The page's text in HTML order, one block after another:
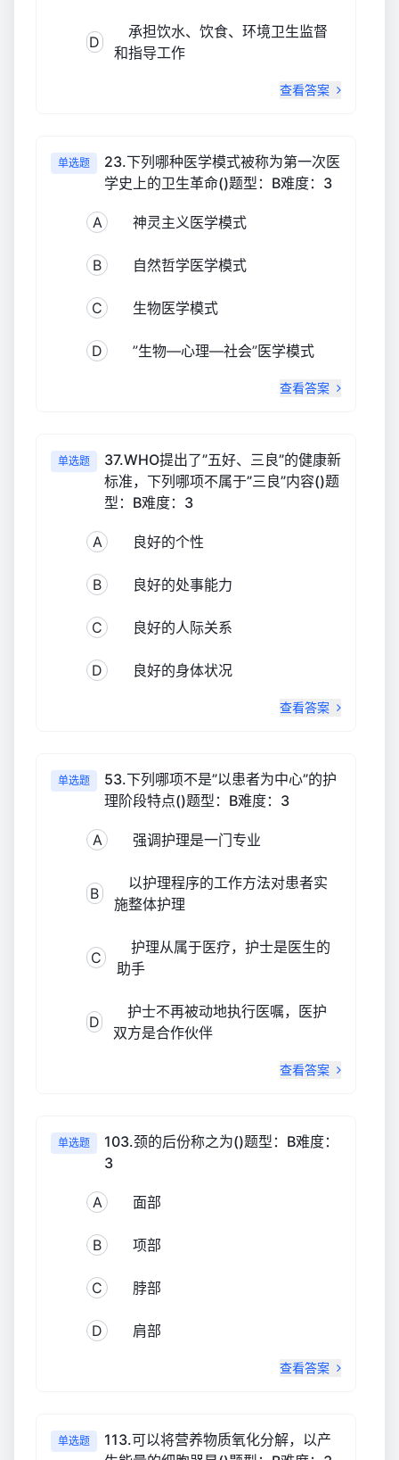
D
承担饮水、饮食、环境卫生监督
和指导工作
查看答案
单选题
23.下列哪种医学模式被称为第一次医
学史上的卫生革命()题型：B难度：3
A 神灵主义医学模式
B 自然哲学医学模式
C 生物医学模式
D ”生物—心理—社会”医学模式
查看答案
单选题
37.WHO提出了”五好、三良”的健康新
标准，下列哪项不属于”三良”内容()题
型：B难度：3
A 良好的个性
B 良好的处事能力
C 良好的人际关系
D 良好的身体状况
查看答案
单选题
53.下列哪项不是”以患者为中心”的护
理阶段特点()题型：B难度：3
A 强调护理是一门专业
B
以护理程序的工作方法对患者实
施整体护理
C
护理从属于医疗，护士是医生的
助手
D
护士不再被动地执行医嘱，医护
双方是合作伙伴
查看答案
单选题
103.颈的后份称之为()题型：B难度：
3
A 面部
B 项部
C 脖部
D 肩部
查看答案
单选题
113.可以将营养物质氧化分解，以产